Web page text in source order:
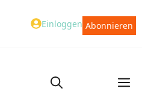
Einloggen Abonnieren